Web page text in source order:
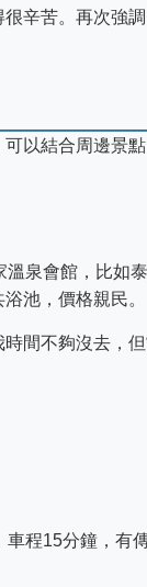
辛苦。再次強調
以結合周邊景
泉會館，比如
池，價格親民。
間不夠沒去，
程15分鐘，有